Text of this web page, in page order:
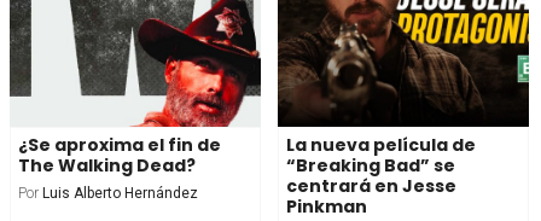
¿Se aproxima el fin de
The Walking Dead?
Por Luis Alberto Hernández
La nueva película de
“Breaking Bad” se
centrará en Jesse
Pinkman